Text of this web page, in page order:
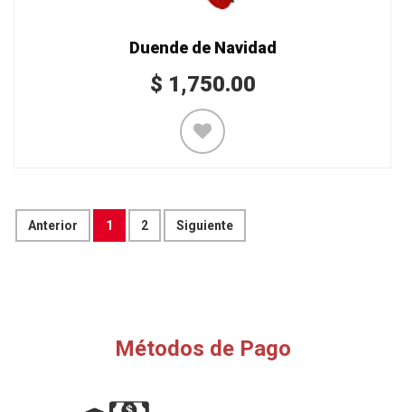
Duende de Navidad
$ 1,750.00
Anterior 1 2 Siguiente
Métodos de Pago